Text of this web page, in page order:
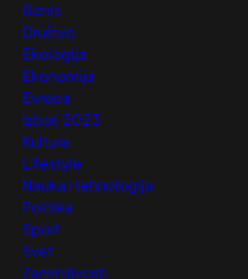
Biznis
Društvo
Ekologija
Ekonomija
Evropa
Izbori 2023
Kultura
Lifestyle
Nauka i tehnologija
Politika
Sport
Svet
Zanimljivosti